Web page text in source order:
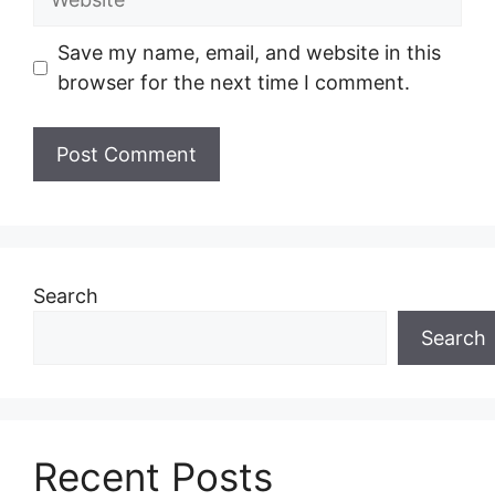
Save my name, email, and website in this
browser for the next time I comment.
Search
Search
Recent Posts